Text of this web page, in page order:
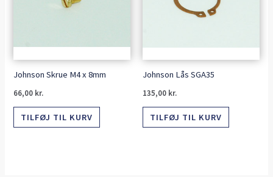
Johnson Skrue M4 x 8mm
66,00 kr.
TILFØJ TIL KURV
Johnson Lås SGA35
135,00 kr.
TILFØJ TIL KURV